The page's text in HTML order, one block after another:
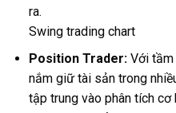
ra.
Swing trading chart
Position Trader:Với tầm
nắm giữ tài sản trong
tập trung vào phân tích